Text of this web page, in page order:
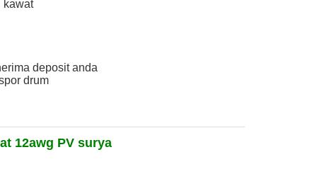
kawat
deposit anda
drum
12awg PV surya